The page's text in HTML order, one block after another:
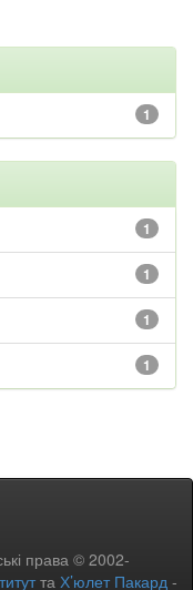
1
1
1
1
1
права © 2002-
та Х’юлет Пакард -